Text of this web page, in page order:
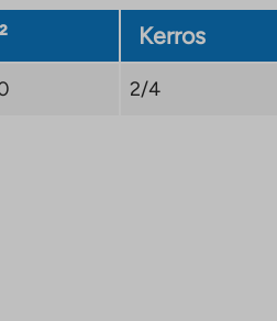
Kerros
2/4